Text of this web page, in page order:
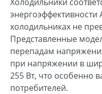
холодильниках не
Представленные
перепадам
при напряжении в
255 Вт, что особенно
потребителей.